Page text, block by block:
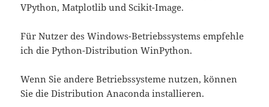
VPython, Matplotlib und Scikit-Image.
Für Nutzer des Windows-Betriebssystems empfehle
ich die Python-Distribution WinPython.
Wenn Sie andere Betriebssysteme nutzen, können
Sie die Distribution Anaconda installieren.